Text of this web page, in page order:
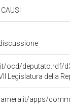
ocd/deputato.rdf/
Legislatura della